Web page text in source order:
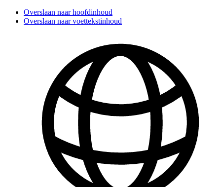
Overslaan naar hoofdinhoud
Overslaan naar voettekstinhoud